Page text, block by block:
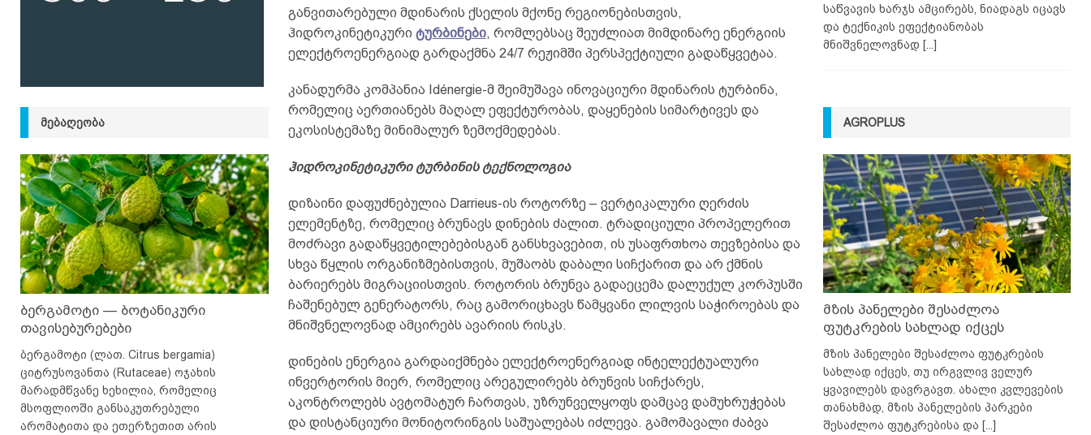
განვითარებული მდინარის ქსელის მქონე რეგიონებისთვის,
ჰიდროკინეტიკური ტურბინები, რომლებსაც შეუძლიათ მიმდინარე ენერგიის
ელექტროენერგიად გარდაქმნა 24/7 რეჟიმში პერსპექტიული გადაწყვეტაა.
კანადურმა კომპანია Idénergie-მ შეიმუშავა ინოვაციური მდინარის ტურბინა,
რომელიც აერთიანებს მაღალ ეფექტურობას, დაყენების სიმარტივეს და
ეკოსისტემაზე მინიმალურ ზემოქმედებას.
ჰიდროკინეტიკური ტურბინის ტექნოლოგია
დიზაინი დაფუძნებულია Darrieus-ის როტორზე – ვერტიკალური ღერძის
ელემენტზე, რომელიც ბრუნავს დინების ძალით. ტრადიციული პროპელერით
მოძრავი გადაწყვეტილებებისგან განსხვავებით, ის უსაფრთხოა თევზებისა და
სხვა წყლის ორგანიზმებისთვის, მუშაობს დაბალი სიჩქარით და არ ქმნის
ბარიერებს მიგრაციისთვის. როტორის ბრუნვა გადაეცემა დალუქულ კორპუსში
ჩაშენებულ გენერატორს, რაც გამორიცხავს წამყვანი ლილვის საჭიროებას და
მნიშვნელოვნად ამცირებს ავარიის რისკს.
დინების ენერგია გარდაიქმნება ელექტროენერგიად ინტელექტუალური
ინვერტორის მიერ, რომელიც არეგულირებს ბრუნვის სიჩქარეს,
აკონტროლებს ავტომატურ ჩართვას, უზრუნველყოფს დამცავ დამუხრუჭებას
და დისტანციური მონიტორინგის საშუალებას იძლევა. გამომავალი ძაბვა
ᲛᲔᲑᲐᲦᲔᲝᲑᲐ
ბერგამოტი — ბოტანიკური
თავისებურებები
ბერგამოტი (ლათ. Citrus bergamia)
ციტრუსოვანთა (Rutaceae) ოჯახის
მარადმწვანე ხეხილია, რომელიც
მსოფლიოში განსაკუთრებული
არომატითა და ეთერზეთით არის
საწვავის ხარჯს ამცირებს, ნიადაგს იცავს
და ტექნიკის ეფექტიანობას
მნიშვნელოვნად [...]
AGROPLUS
მზის პანელები შესაძლოა
ფუტკრების სახლად იქცეს
მზის პანელები შესაძლოა ფუტკრების
სახლად იქცეს, თუ ირგვლივ ველურ
ყვავილებს დავრგავთ. ახალი კვლევების
თანახმად, მზის პანელების პარკები
შესაძლოა ფუტკრებისა და [...]